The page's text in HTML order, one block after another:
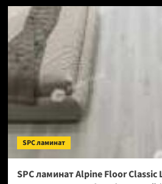
SPC
Verano
Acanta
1002-
(Рейтинг
цен)
SPC ламинат
SPC ламинат Alpine Floor Classic